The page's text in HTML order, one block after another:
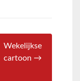
Wekelijkse
cartoon →